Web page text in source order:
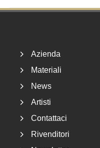
Azienda
Materiali
News
Artisti
Contattaci
Rivenditori